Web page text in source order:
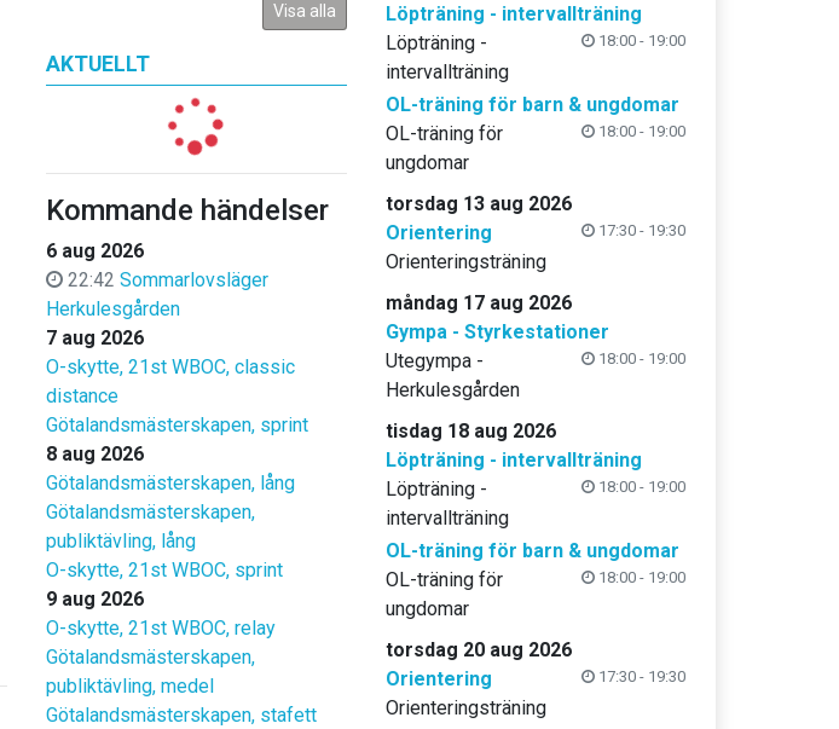
Visa alla
AKTUELLT
Kommande händelser
6 aug 2026
22:42 Sommarlovsläger
Herkulesgården
7 aug 2026
O-skytte, 21st WBOC, classic
distance
Götalandsmästerskapen, sprint
8 aug 2026
Götalandsmästerskapen, lång
Götalandsmästerskapen,
publiktävling, lång
O-skytte, 21st WBOC, sprint
9 aug 2026
O-skytte, 21st WBOC, relay
Götalandsmästerskapen,
publiktävling, medel
Götalandsmästerskapen, stafett
Löpträning - intervallträning
18:00 - 19:00
Löpträning -
intervallträning
OL-träning för barn & ungdomar
18:00 - 19:00
OL-träning för
ungdomar
torsdag 13 aug 2026
Orientering
17:30 - 19:30
Orienteringsträning
måndag 17 aug 2026
Gympa - Styrkestationer
18:00 - 19:00
Utegympa -
Herkulesgården
tisdag 18 aug 2026
Löpträning - intervallträning
18:00 - 19:00
Löpträning -
intervallträning
OL-träning för barn & ungdomar
18:00 - 19:00
OL-träning för
ungdomar
torsdag 20 aug 2026
Orientering
17:30 - 19:30
Orienteringsträning